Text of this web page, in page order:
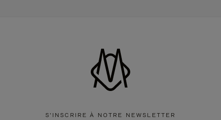
S'INSCRIRE À NOTRE NEWSLETTER